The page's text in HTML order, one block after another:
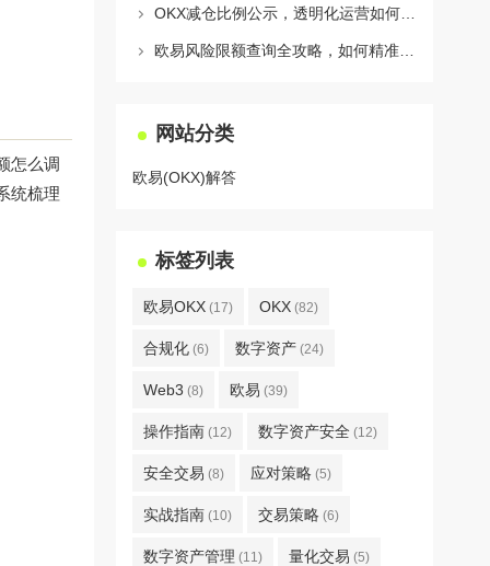
怎么调
统梳理
网站分类
欧易(OKX)解答
标签列表
欧易OKX (17) OKX (82)
合规化 (6) 数字资产 (24)
Web3 (8) 欧易 (39)
操作指南 (12) 数字资产安全 (12)
安全交易 (8) 应对策略 (5)
实战指南 (10) 交易策略 (6)
数字资产管理 (11) 量化交易 (5)